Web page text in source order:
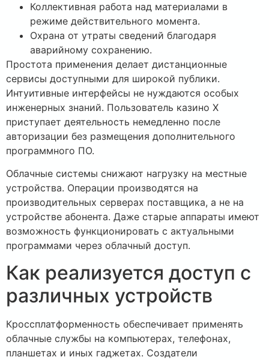
Коллективная работа над материалами в
режиме действительного момента.
Охрана от утраты сведений благодаря
аварийному сохранению.
Простота применения делает дистанционные
сервисы доступными для широкой публики.
Интуитивные интерфейсы не нуждаются особых
инженерных знаний. Пользователь казино Х
приступает деятельность немедленно после
авторизации без размещения дополнительного
программного ПО.
Облачные системы снижают нагрузку на местные
устройства. Операции производятся на
производительных серверах поставщика, а не на
устройстве абонента. Даже старые аппараты имеют
возможность функционировать с актуальными
программами через облачный доступ.
Как реализуется доступ с
различных устройств
Кроссплатформенность обеспечивает применять
облачные службы на компьютерах, телефонах,
планшетах и иных гаджетах. Создатели